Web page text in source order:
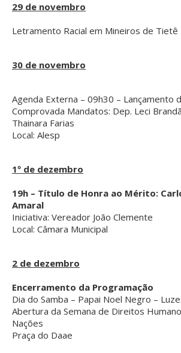
29 de novembro
Letramento Racial em Mineiros de Tietê
30 de novembro
Agenda Externa – 09h30 – Lançamento
Comprovada Mandatos: Dep. Leci
Thainara Farias
Local: Alesp
1º de dezembro
19h – Título de Honra ao Mérito:
Amaral
Iniciativa: Vereador João Clemente
Local: Câmara Municipal
2 de dezembro
Encerramento da Programação
Dia do Samba – Papai Noel Negro –
Abertura da Semana de Direitos
Nações
Praça do Daae